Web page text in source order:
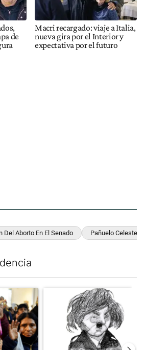
de
Macri recargado: viaje a Italia,
nueva gira por el Interior y
expectativa por el futuro
Del Aborto En El Senado Pañuelo Celeste
con el título "San Cayetano 2026:
Un artículo de tendencia